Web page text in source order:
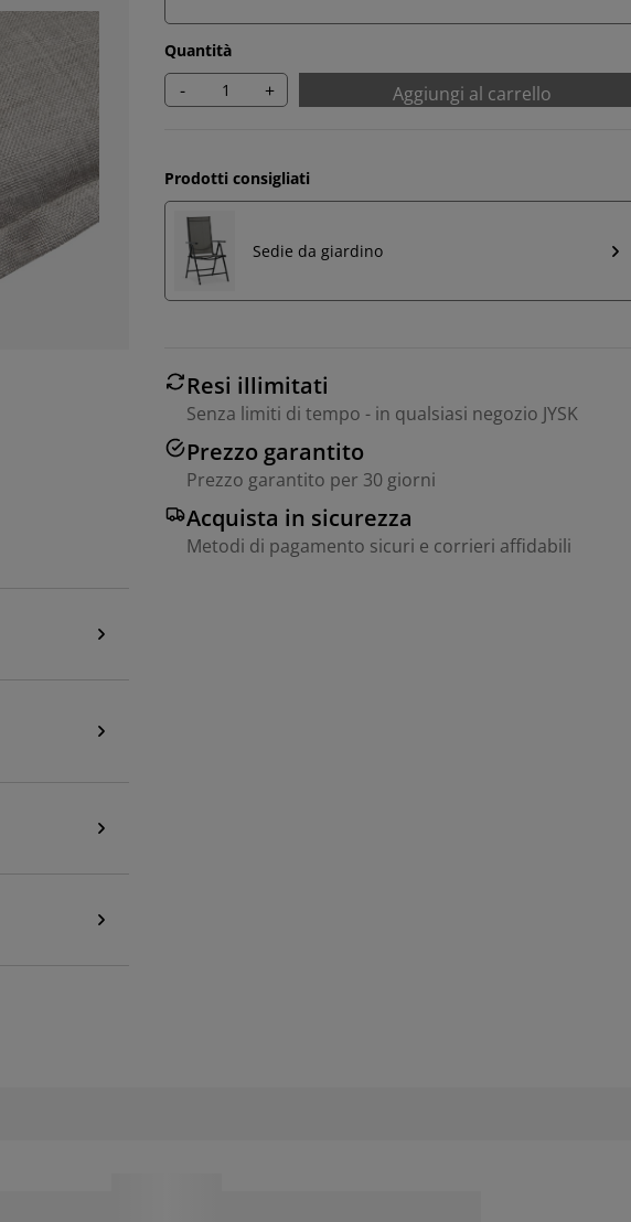
Quantità
- + Aggiungi al carrello
Prodotti consigliati
Sedie da giardino
Resi illimitati
Senza limiti di tempo - in qualsiasi negozio JYSK
Prezzo garantito
Prezzo garantito per 30 giorni
Acquista in sicurezza
Metodi di pagamento sicuri e corrieri affidabili